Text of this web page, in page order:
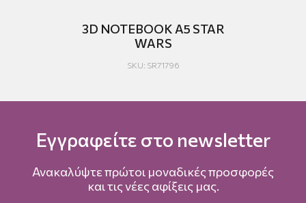
3D NOTEBOOK A5 STAR
WARS
SKU: SR71796
Εγγραφείτε στο newsletter
Ανακαλύψτε πρώτοι μοναδικές προσφορές
και τις νέες αφίξεις μας.